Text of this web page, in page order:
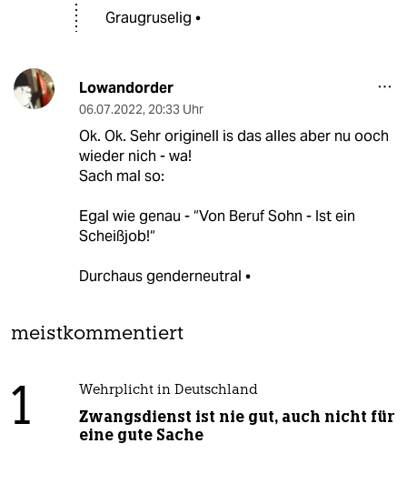
Graugruselig •
Lowandorder
06.07.2022, 20:33 Uhr
Ok. Ok. Sehr originell is das alles aber nu ooch
wieder nich - wa!
Sach mal so:
Egal wie genau - “Von Beruf Sohn - Ist ein
Scheißjob!“
Durchaus genderneutral •
meistkommentiert
1 Wehrplicht in Deutschland
Zwangsdienst ist nie gut, auch nicht für
eine gute Sache